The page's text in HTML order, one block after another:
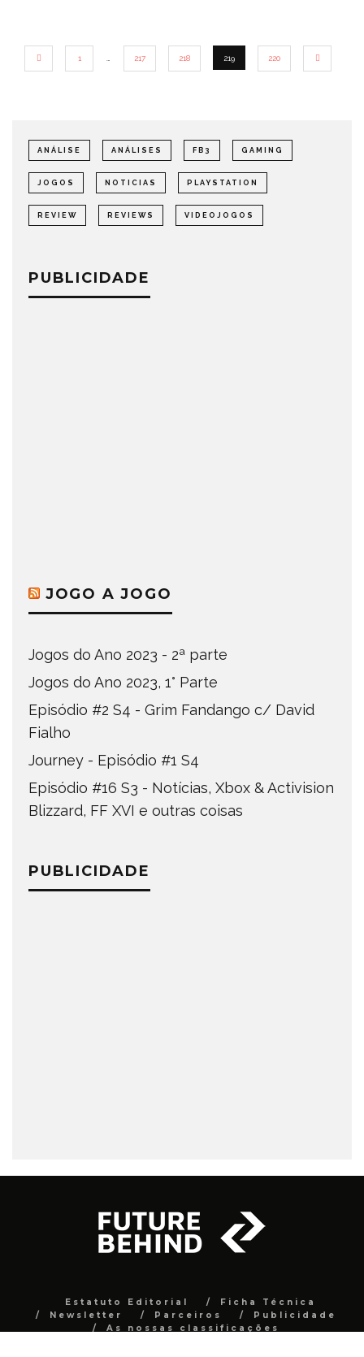
1 217 218 219 220
ANÁLISE ANÁLISES FB3 GAMING
JOGOS NOTICIAS PLAYSTATION
REVIEW REVIEWS VIDEOJOGOS
PUBLICIDADE
JOGO A JOGO
Jogos do Ano 2023 - 2ª parte
Jogos do Ano 2023, 1° Parte
Episódio #2 S4 - Grim Fandango c/ David
Fialho
Journey - Episódio #1 S4
Episódio #16 S3 - Notícias, Xbox & Activision
Blizzard, FF XVI e outras coisas
PUBLICIDADE
Estatuto Editorial
Ficha Técnica
Newsletter
Parceiros
Publicidade
As nossas classificações